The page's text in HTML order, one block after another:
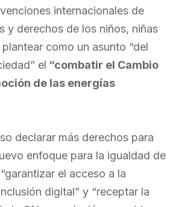
internacionales de
y derechos de los niños, niñas
como un asunto “del
el “combatir el Cambio
de las energías
declarar más derechos para
enfoque para la igualdad de
el acceso a la
digital” y “receptar la